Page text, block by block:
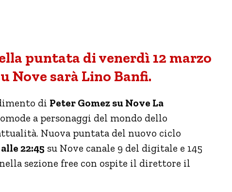
puntata di venerdì 12 marzo
Nove sarà Lino Banfi.
di Peter Gomez su Nove La
a personaggi del mondo dello
Nuova puntata del nuovo ciclo
22:45 su Nove canale 9 del digitale e 145
nella sezione free con ospite il direttore il